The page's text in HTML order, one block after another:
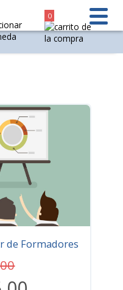
0
de Formadores